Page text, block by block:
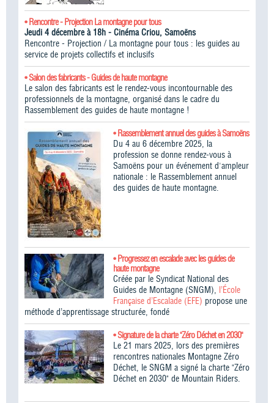
• Rencontre - Projection La montagne pour tous
Jeudi 4 décembre à 18h - Cinéma Criou, Samoëns
Rencontre - Projection / La montagne pour tous : les guides au
service de projets collectifs et inclusifs
• Salon des fabricants - Guides de haute montagne
Le salon des fabricants est le rendez-vous incontournable des
professionnels de la montagne, organisé dans le cadre du
Rassemblement des guides de haute montagne !​
• Rassemblement annuel des guides à Samoëns
Du 4 au 6 décembre 2025, la
profession se donne rendez-vous à
Samoëns pour un événement d'ampleur
nationale : le Rassemblement annuel
des guides de haute montagne.
• Progressez en escalade avec les guides de
haute montagne
Créée par le Syndicat National des
Guides de Montagne (SNGM), l’École
Française d’Escalade (EFE) propose une
méthode d’apprentissage structurée, fondé
• Signature de la charte "Zéro Déchet en 2030"
Le 21 mars 2025, lors des premières
rencontres nationales Montagne Zéro
Déchet, le SNGM a signé la charte "Zéro
Déchet en 2030" de Mountain Riders.